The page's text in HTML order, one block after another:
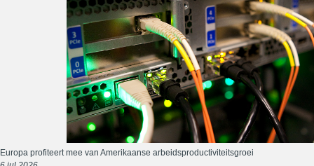
Europa profiteert mee van Amerikaanse arbeidsproductiviteitsgroei